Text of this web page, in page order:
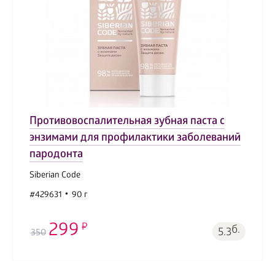
Противовоспалительная зубная паста с
энзимами для профилактики заболеваний
пародонта
Siberian Code
#429631
90 г
350 299 5.3б.